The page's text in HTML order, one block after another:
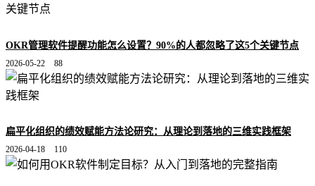
OKR管理软件提醒功能怎么设置？90%的人都忽略了这5个关键节点
2026-05-22 88
扁平化组织的绩效赋能方法论研究：从理论到落地的三维实践框架
2026-04-18 110